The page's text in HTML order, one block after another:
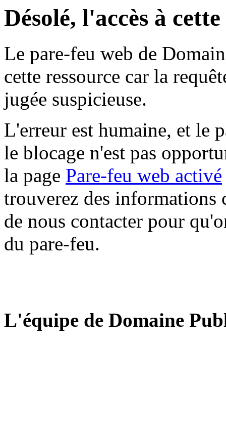
Désolé, l'accès à
Le pare-feu web de
cette ressource car la
jugée suspicieuse.
L'erreur est humaine, et le
le blocage n'est pas
la page Pare-feu web activé
trouverez des informations
de nous contacter pour
du pare-feu.
L'équipe de Domaine